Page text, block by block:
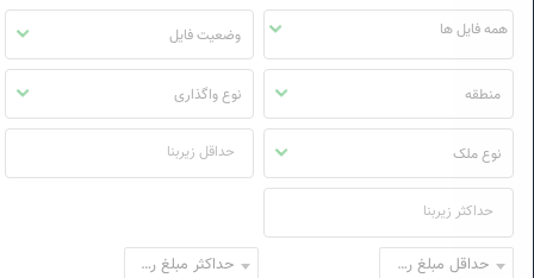
وضعیت فایل
منطقه نوع واگذاری
نوع ملک
حداقل مبلغ رهن
حداکثر مبلغ رهن